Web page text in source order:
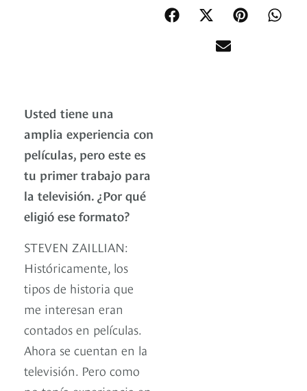
Usted tiene una
amplia experiencia con
películas, pero este es
tu primer trabajo para
la televisión. ¿Por qué
eligió ese formato?
STEVEN ZAILLIAN:
Históricamente, los
tipos de historia que
me interesan eran
contados en películas.
Ahora se cuentan en la
televisión. Pero como